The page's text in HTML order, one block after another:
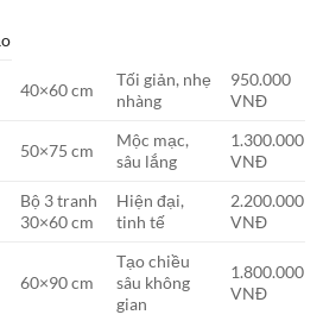
40×60 cm
Tối giản, nhẹ
nhàng
950.000
VNĐ
50×75 cm
Mộc mạc,
sâu lắng
1.300.000
VNĐ
Bộ 3 tranh
30×60 cm
Hiện đại,
tinh tế
2.200.000
VNĐ
60×90 cm
Tạo chiều
sâu không
gian
1.800.000
VNĐ